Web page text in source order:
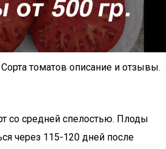
томатов описание и отзывы.
со средней спелостью. Плоды
через 115-120 дней после